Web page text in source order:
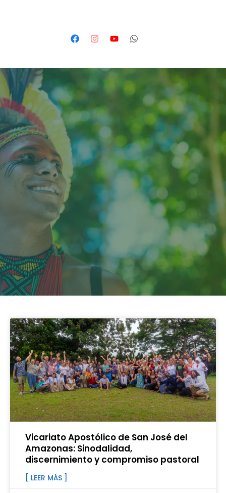
Vicariato Apostólico de San José del
Amazonas: Sinodalidad,
discernimiento y compromiso pastoral
[ LEER MÁS ]